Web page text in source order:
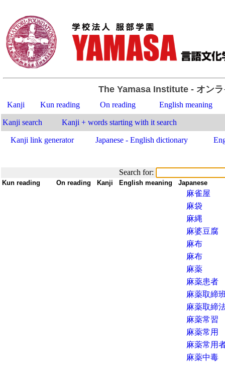
The Yamasa Institute- オンラ
Kanji Kun reading On reading English meaning
Kanji search Kanji + words starting with it search
Kanji link generator Japanese - English dictionary
Search for:
Kun reading On reading Kanji English meaning Japanese
麻雀屋
麻袋
麻縄
麻婆豆腐
麻布
麻布
麻薬
麻薬患者
麻薬取締
麻薬取締
麻薬常習
麻薬常用
麻薬常用
麻薬中毒